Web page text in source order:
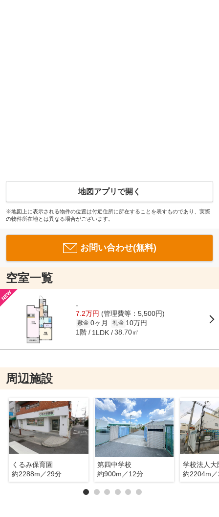
地図アプリで開く
※地図上に表示される物件の位置は付近住所に所在することを表すものであり、実際
の物件所在地とは異なる場合がございます。
お問い合わせ(無料)
空室一覧
-
7.2万円 (管理費等：5,500円)
敷金 0ヶ月 礼金 10万円
1階 1LDK 38.70㎡
周辺施設
くるみ保育園
約2288m／29分
第四中学校
約900m／12分
約2204m